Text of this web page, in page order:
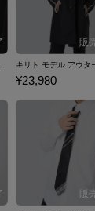
¥23,980